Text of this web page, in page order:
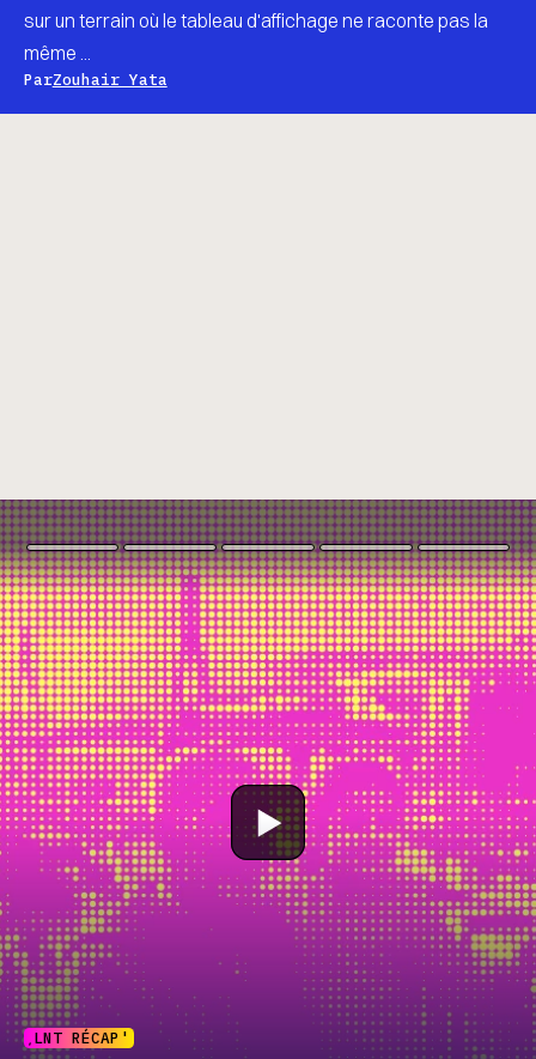
sur un terrain où le tableau d'affichage ne raconte pas la
même ...
ParZouhair Yata
LNT RÉCAP'